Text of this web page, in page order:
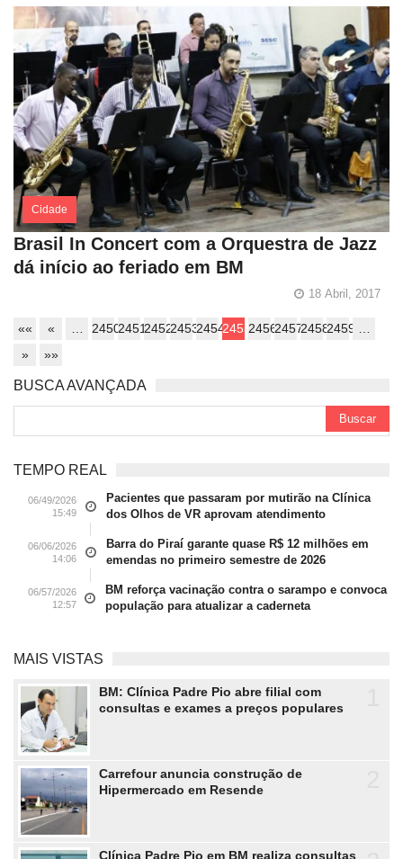
Cidade
Brasil In Concert com a Orquestra de Jazz
dá início ao feriado em BM
18 Abril, 2017
«« « 2450245124522453245424552456245724582459
»
»»
BUSCA AVANÇADA
TEMPO REAL
06/49/2026
15:49
Pacientes que passaram por mutirão na Clínica
dos Olhos de VR aprovam atendimento
06/06/2026
14:06
Barra do Piraí garante quase R$ 12 milhões em
emendas no primeiro semestre de 2026
06/57/2026
12:57
BM reforça vacinação contra o sarampo e convoca
população para atualizar a caderneta
MAIS VISTAS
BM: Clínica Padre Pio abre filial com
consultas e exames a preços populares
Carrefour anuncia construção de
Hipermercado em Resende
Clínica Padre Pio em BM realiza consultas